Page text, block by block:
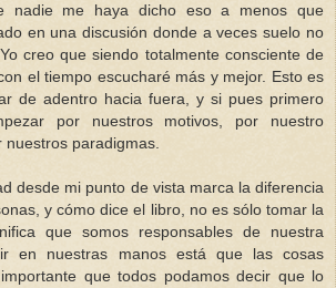
nadie me haya dicho eso a menos que
en una discusión donde a veces suelo no
creo que siendo totalmente consciente de
el tiempo escucharé más y mejor. Esto es
de adentro hacia fuera, y si pues primero
por nuestros motivos, por nuestro
paradigmas.
desde mi punto de vista marca la diferencia
y cómo dice el libro, no es sólo tomar la
que somos responsables de nuestra
en nuestras manos está que las cosas
que todos podamos decir que lo